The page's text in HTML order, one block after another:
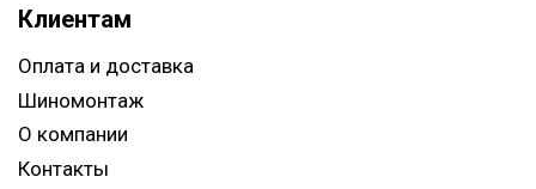
Клиентам
Оплата и доставка
Шиномонтаж
О компании
Контакты